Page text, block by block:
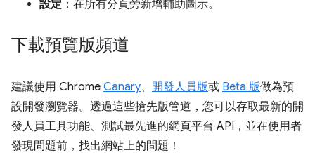
設定 ：在所有分頁旁新增輔助圖示。
下載預覽版頻道
建議使用 Chrome Canary、 開發人員版或 Beta 版做為預
設開發瀏覽器。透過這些搶先版管道，您可以存取最新的開
發人員工具功能、測試最先進的網頁平台 API，並在使用者
發現問題前，找出網站上的問題！